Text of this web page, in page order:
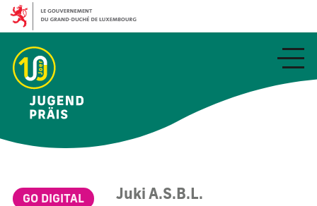
GO DIGITAL Juki A.S.B.L.